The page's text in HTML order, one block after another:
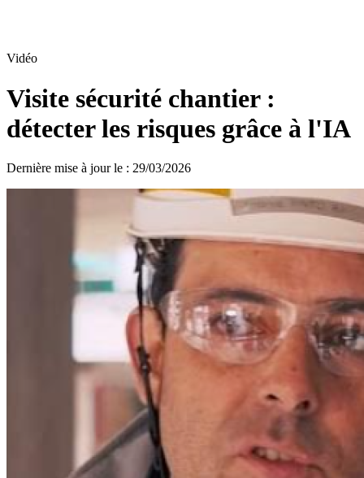
Vidéo
Visite sécurité chantier :
détecter les risques grâce à l'IA
Dernière mise à jour le : 29/03/2026